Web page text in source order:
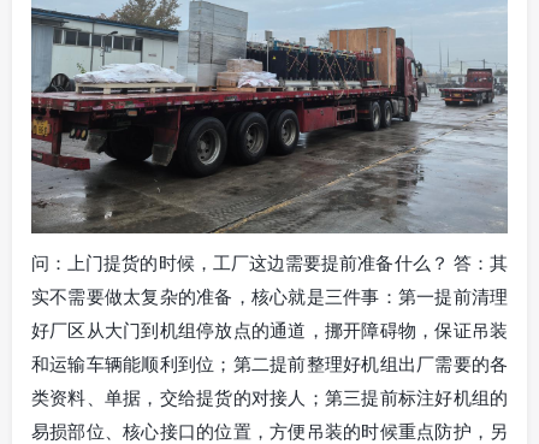
问：上门提货的时候，工厂这边需要提前准备什么？ 答：其
实不需要做太复杂的准备，核心就是三件事：第一提前清理
好厂区从大门到机组停放点的通道，挪开障碍物，保证吊装
和运输车辆能顺利到位；第二提前整理好机组出厂需要的各
类资料、单据，交给提货的对接人；第三提前标注好机组的
易损部位、核心接口的位置，方便吊装的时候重点防护，另